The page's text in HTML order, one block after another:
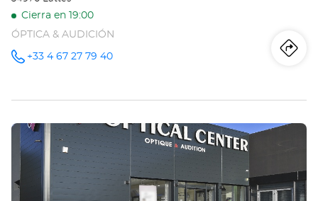
Cierra en 19:00
ÓPTICA & AUDICIÓN
número
+33 4 67 27 79 40
a
Pulse
ENTER
para
obtener